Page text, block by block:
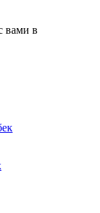
вами в